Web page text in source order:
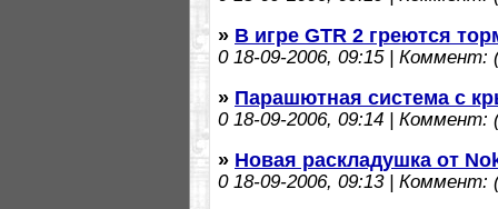
» В игре GTR 2 греются
018-09-2006, 09:15 | Коммент:
» Парашютная система с
018-09-2006, 09:14 | Коммент:
» Новая раскладушка от
018-09-2006, 09:13 | Коммент: